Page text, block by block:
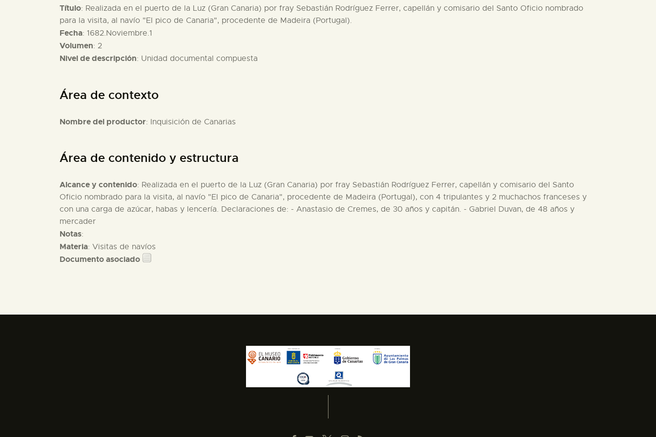
Título: Realizada en el puerto de la Luz (Gran Canaria) por fray Sebastián Rodríguez Ferrer, capellán y comisario del Santo Oficio nombrado
para la visita, al navío "El pico de Canaria", procedente de Madeira (Portugal).
Fecha: 1682.Noviembre.1
Volumen: 2
Nivel de descripción: Unidad documental compuesta
Área de contexto
Nombre del productor: Inquisición de Canarias
Área de contenido y estructura
Alcance y contenido: Realizada en el puerto de la Luz (Gran Canaria) por fray Sebastián Rodríguez Ferrer, capellán y comisario del Santo
Oficio nombrado para la visita, al navío "El pico de Canaria", procedente de Madeira (Portugal), con 4 tripulantes y 2 muchachos franceses y
con una carga de azúcar, habas y lencería. Declaraciones de: - Anastasio de Cremes, de 30 años y capitán. - Gabriel Duvan, de 48 años y
mercader
Notas:
Materia: Visitas de navíos
Documento asociado